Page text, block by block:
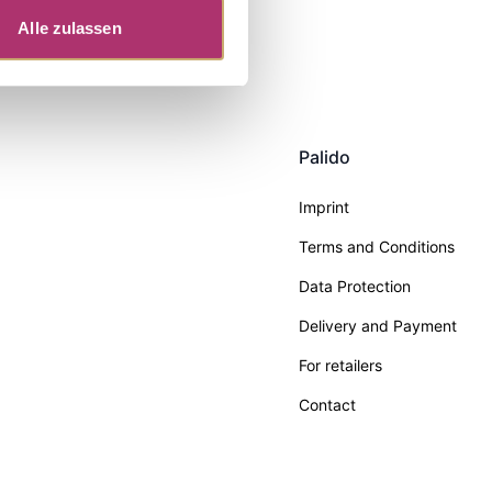
Alle zulassen
Palido
Imprint
Terms and Conditions
Data Protection
Delivery and Payment
For retailers
Contact